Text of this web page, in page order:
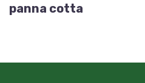
panna cotta